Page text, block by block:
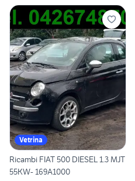
Vetrina
Ricambi FIAT 500 DIESEL 1.3 MJT
55KW- 169A1000